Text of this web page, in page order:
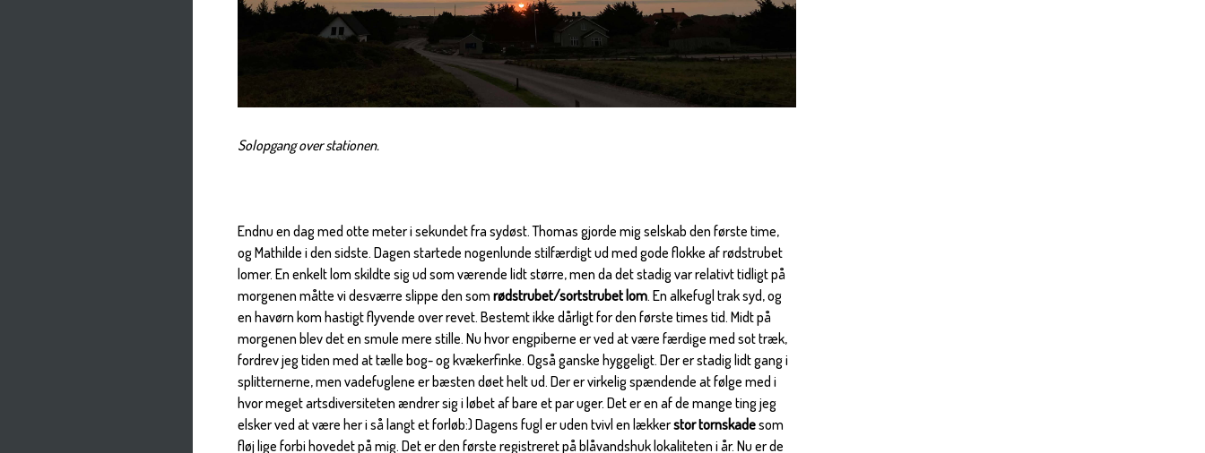
Solopgang over stationen.
Endnu en dag med otte meter i sekundet fra sydøst. Thomas gjorde mig selskab den første time,
og Mathilde i den sidste. Dagen startede nogenlunde stilfærdigt ud med gode flokke af rødstrubet
lomer. En enkelt lom skildte sig ud som værende lidt større, men da det stadig var relativt tidligt på
morgenen måtte vi desværre slippe den somrødstrubet/sortstrubet lom. En alkefugl trak syd, og
en havørn kom hastigt flyvende over revet. Bestemt ikke dårligt for den første times tid. Midt på
morgenen blev det en smule mere stille. Nu hvor engpiberne er ved at være færdige med sot træk,
fordrev jeg tiden med at tælle bog- og kvækerfinke. Også ganske hyggeligt. Der er stadig lidt gang i
splitternerne, men vadefuglene er bæsten døet helt ud. Der er virkelig spændende at følge med i
hvor meget artsdiversiteten ændrer sig i løbet af bare et par uger. Det er en af de mange ting jeg
elsker ved at være her i så langt et forløb:) Dagens fugl er uden tvivl en lækkerstor tornskadesom
fløj lige forbi hovedet på mig. Det er den første registreret på blåvandshuk lokaliteten i år. Nu er de